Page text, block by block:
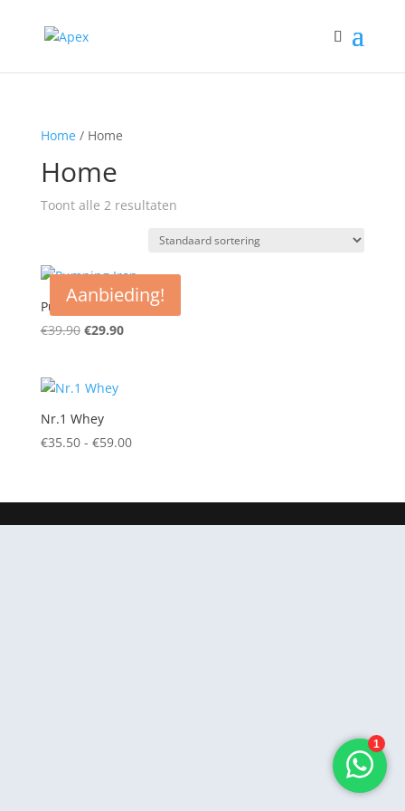
Home/ Home
Home
Toont alle 2 resultaten
Aanbieding!
Pumping Iron
€39.90 Oorspronkelijke
€39.90.
€29.90Huidige
Nr.1 Whey
€35.50 - €59.00Prijsklasse:
€59.00